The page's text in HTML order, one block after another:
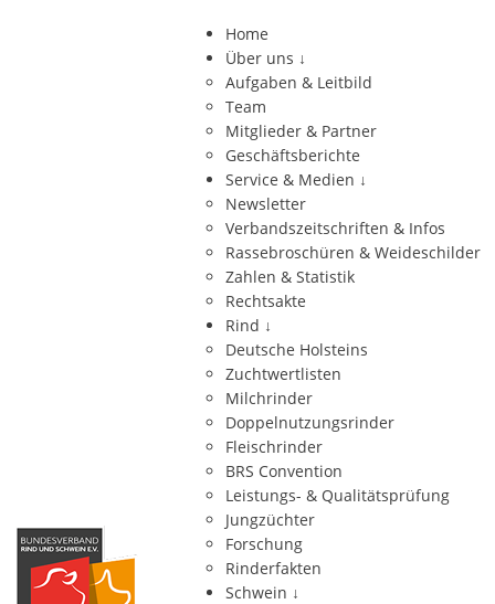
Home
Über uns ↓
Aufgaben & Leitbild
Team
Mitglieder & Partner
Geschäftsberichte
Service & Medien ↓
Newsletter
Verbandszeitschriften & Infos
Rassebroschüren & Weideschilder
Zahlen & Statistik
Rechtsakte
Rind ↓
Deutsche Holsteins
Zuchtwertlisten
Milchrinder
Doppelnutzungsrinder
Fleischrinder
BRS Convention
Leistungs- & Qualitätsprüfung
Jungzüchter
Forschung
Rinderfakten
Schwein ↓